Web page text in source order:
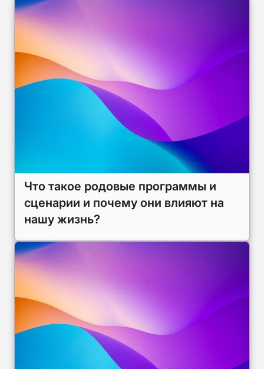
Что такое родовые программы и
сценарии и почему они влияют на
нашу жизнь?